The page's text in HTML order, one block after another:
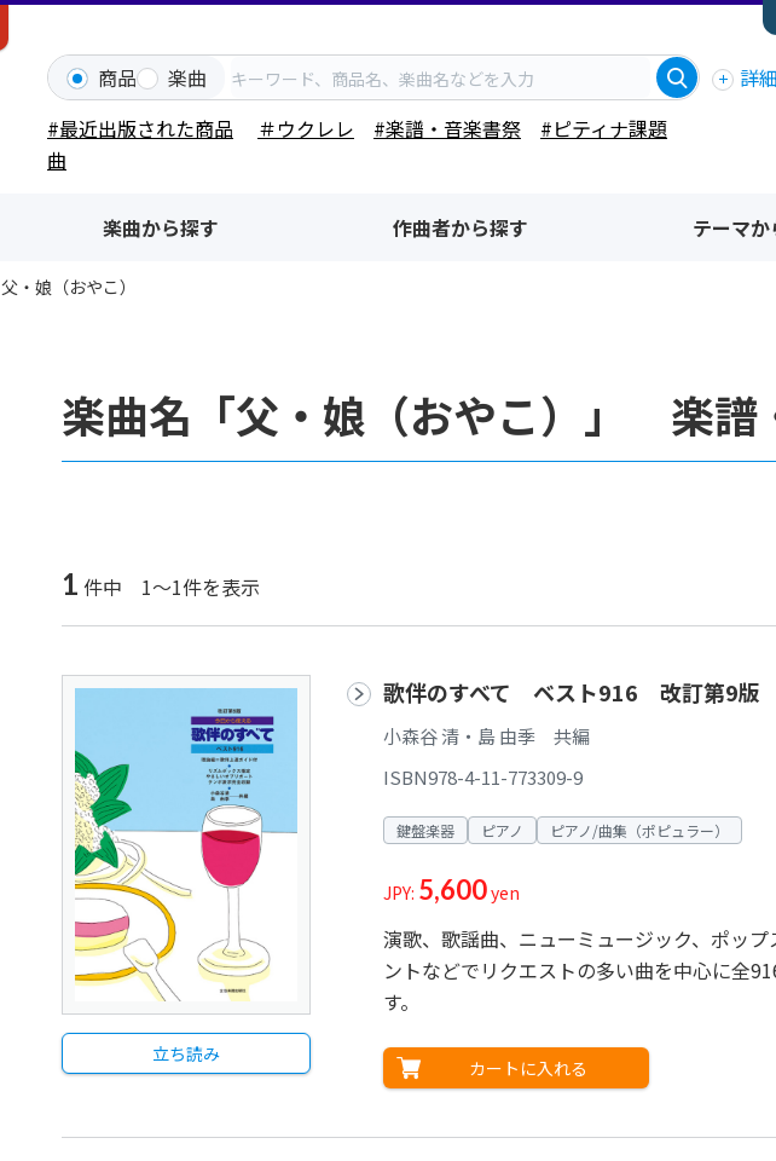
商品 楽曲
詳
#最近出版された商品
＃ウクレレ #楽譜・音楽書祭
#ピティナ課題
曲
楽曲から探す 作曲者から探す テーマか
父・娘（おやこ）
楽曲名「父・娘（おやこ）」 楽譜
1 件中 1～1件を表示
立ち読み
歌伴のすべて ベスト916 改訂第9版
小森谷 清・島 由季 共編
ISBN978-4-11-773309-9
鍵盤楽器 ピアノ ピアノ/曲集（ポピュラー）
JPY: 5,600yen
演歌、歌謡曲、ニューミュージック、ポッ
ントなどでリクエストの多い曲を中心に全
す。
カートに入れる